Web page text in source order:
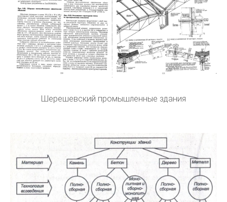
Шерешевский промышленные здания